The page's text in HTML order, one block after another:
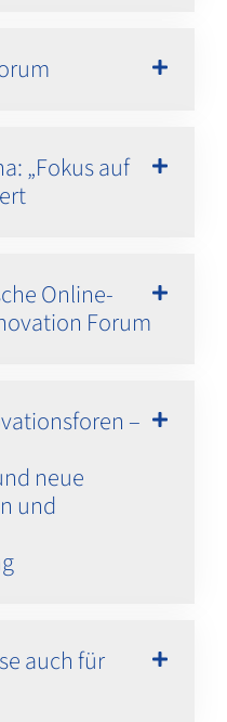
„Fokus auf
Online-
Forum
–
neue
und
auch für